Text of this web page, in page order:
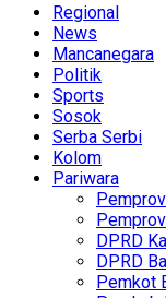
Regional
News
Mancanegara
Politik
Sports
Sosok
Serba Serbi
Kolom
Pariwara
DPRD
DPRD
Pemkot